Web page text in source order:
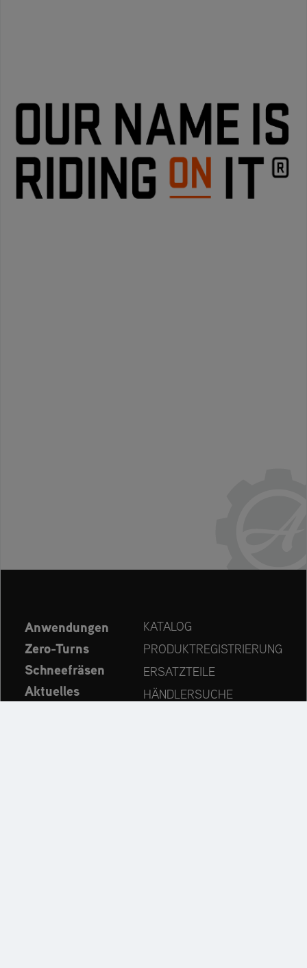
Anwendungen
Zero-Turns
Schneefräsen
Aktuelles
KATALOG
PRODUKTREGISTRIERUNG
ERSATZTEILE
HÄNDLERSUCHE